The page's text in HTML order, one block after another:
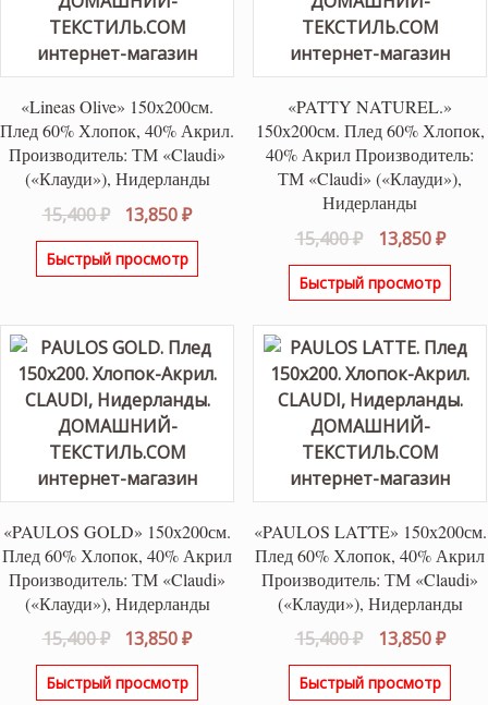
«Lineas Olive» 150х200см.
Плед 60% Хлопок, 40% Акрил.
Производитель: ТМ «Claudi»
(«Клауди»), Нидерланды
15,400₽
Первоначальная
цена
составляла
13,850₽Текущая
цена:
Быстрый просмотр
«PATTY NATUREL.»
150х200см. Плед 60% Хлопок,
40% Акрил Производитель:
ТМ «Claudi» («Клауди»),
Нидерланды
15,400₽
цена
составляла
13,850₽
Быстрый просмотр
«PAULOS GOLD» 150х200см.
Плед 60% Хлопок, 40% Акрил
Производитель: ТМ «Claudi»
(«Клауди»), Нидерланды
15,400₽
Первоначальная
цена
составляла
13,850₽Текущая
цена:
Быстрый просмотр
«PAULOS LATTE» 150х200см.
Плед 60% Хлопок, 40% Акрил
Производитель: ТМ «Claudi»
(«Клауди»), Нидерланды
15,400₽
цена
составляла
13,850₽
Быстрый просмотр